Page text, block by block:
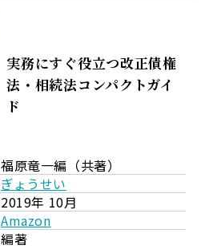
実務にすぐ役立つ改正債権
法・相続法コンパクトガイ
ド
福原竜一編（共著）
ぎょうせい
2019年 10月
Amazon
編著